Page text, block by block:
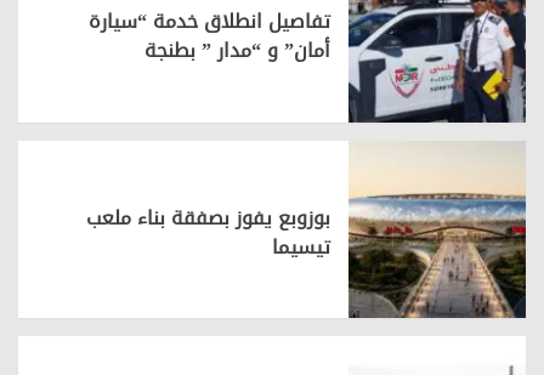
تفاصيل انطلاق خدمة “سيارة
أمان” و “مدار ” بطنجة
بوزوبع يفوز بصفقة بناء ملعب
تيسيما